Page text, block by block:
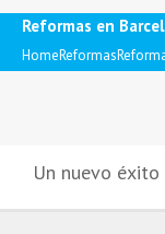
Reformas en
HomeReformas
Un nuevo